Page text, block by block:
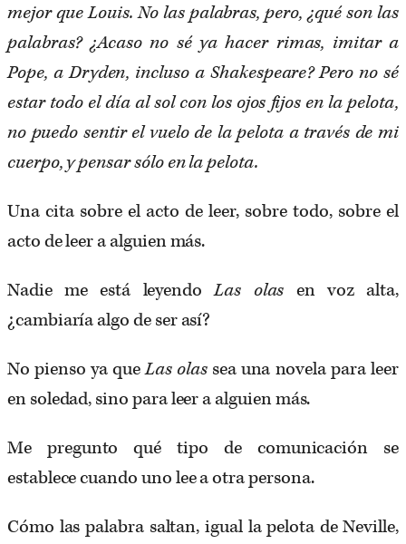
mejor que Louis. No las palabras, pero, ¿qué son las
palabras? ¿Acaso no sé ya hacer rimas, imitar a
Pope, a Dryden, incluso a Shakespeare? Pero no sé
estar todo el día al sol con los ojos fijos en la pelota,
no puedo sentir el vuelo de la pelota a través de mi
cuerpo, y pensar sólo en la pelota.
Una cita sobre el acto de leer, sobre todo, sobre el
acto de leer a alguien más.
Nadie me está leyendoLas olas en voz alta,
¿cambiaría algo de ser así?
No pienso ya queLas olas sea una novela para leer
en soledad, sino para leer a alguien más.
Me pregunto qué tipo de comunicación se
establece cuando uno lee a otra persona.
Cómo las palabra saltan, igual la pelota de Neville,